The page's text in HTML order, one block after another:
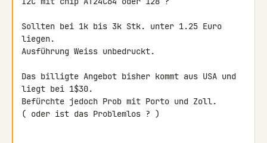
Sollten bei 1k bis 3k Stk. unter 1.25 Euro
liegen.
Ausführung Weiss unbedruckt.
Das billigte Angebot bisher kommt aus USA und
liegt bei 1$30.
Befürchte jedoch Prob mit Porto und Zoll.
( oder ist das Problemlos ? )